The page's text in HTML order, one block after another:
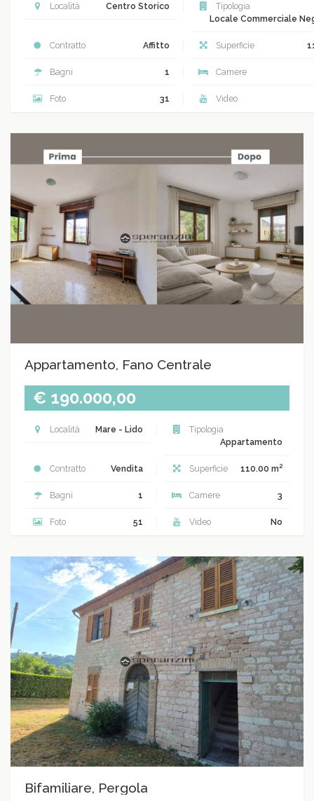
Località Centro Storico
Tipologia
Locale Commerciale
Contratto Affitto Superficie
Bagni 1 Camere
Foto 31 Video
Appartamento, Fano Centrale
€ 190.000,00
Località Mare - Lido
Tipologia
Appartamento
Contratto Vendita Superficie 110.00 m2
Bagni 1 Camere 3
Foto 51 Video No
Bifamiliare, Pergola